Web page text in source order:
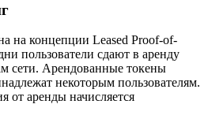
на концепции Leased Proof-of-
пользователи сдают в аренду
сети. Арендованные токены
некоторым пользователям.
от аренды начисляется